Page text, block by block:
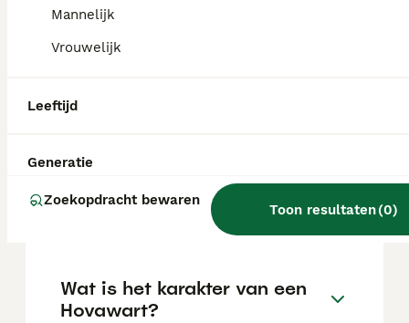
Mannelijk
Vrouwelijk
Leeftijd
Generatie
Zoekopdracht bewaren
Toon resultaten(0)
De aanschaf van een Hovawart pup vraagt
een aanzienlijke investering die varieert
afhankelijk van de fokker.
Hoeveel kost een Hovawart?
Wat is het karakter van een
Hovawart?